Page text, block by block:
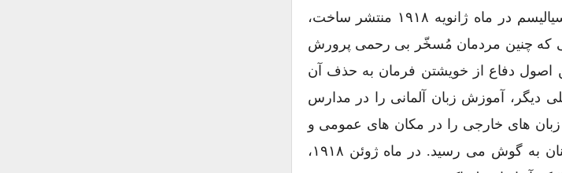
در بروشوری که ”انجمن آمریکائی دفاع“، سازمانی ناسیونالیست و ضد سوسیالیسم در ماه ژانویه ۱۹۱۸ منتشر ساخت،
که چنین مردمان مُسخّر بی رحمی پرورش
اصول دفاع از خویشتن فرمان به حذف آن
دولت محلی دیگر، آموزش زبان آلمانی را در مدارس
زبان های خارجی را در مکان های عمومی و
کلیساها منع کردند. اما نغمه افسونگرانهٔ ”فرهنگ“ تهدید آمیز ”آلمانی“ همچنان به گوش می رسید. در ماه ژوئن ۱۹۱۸،